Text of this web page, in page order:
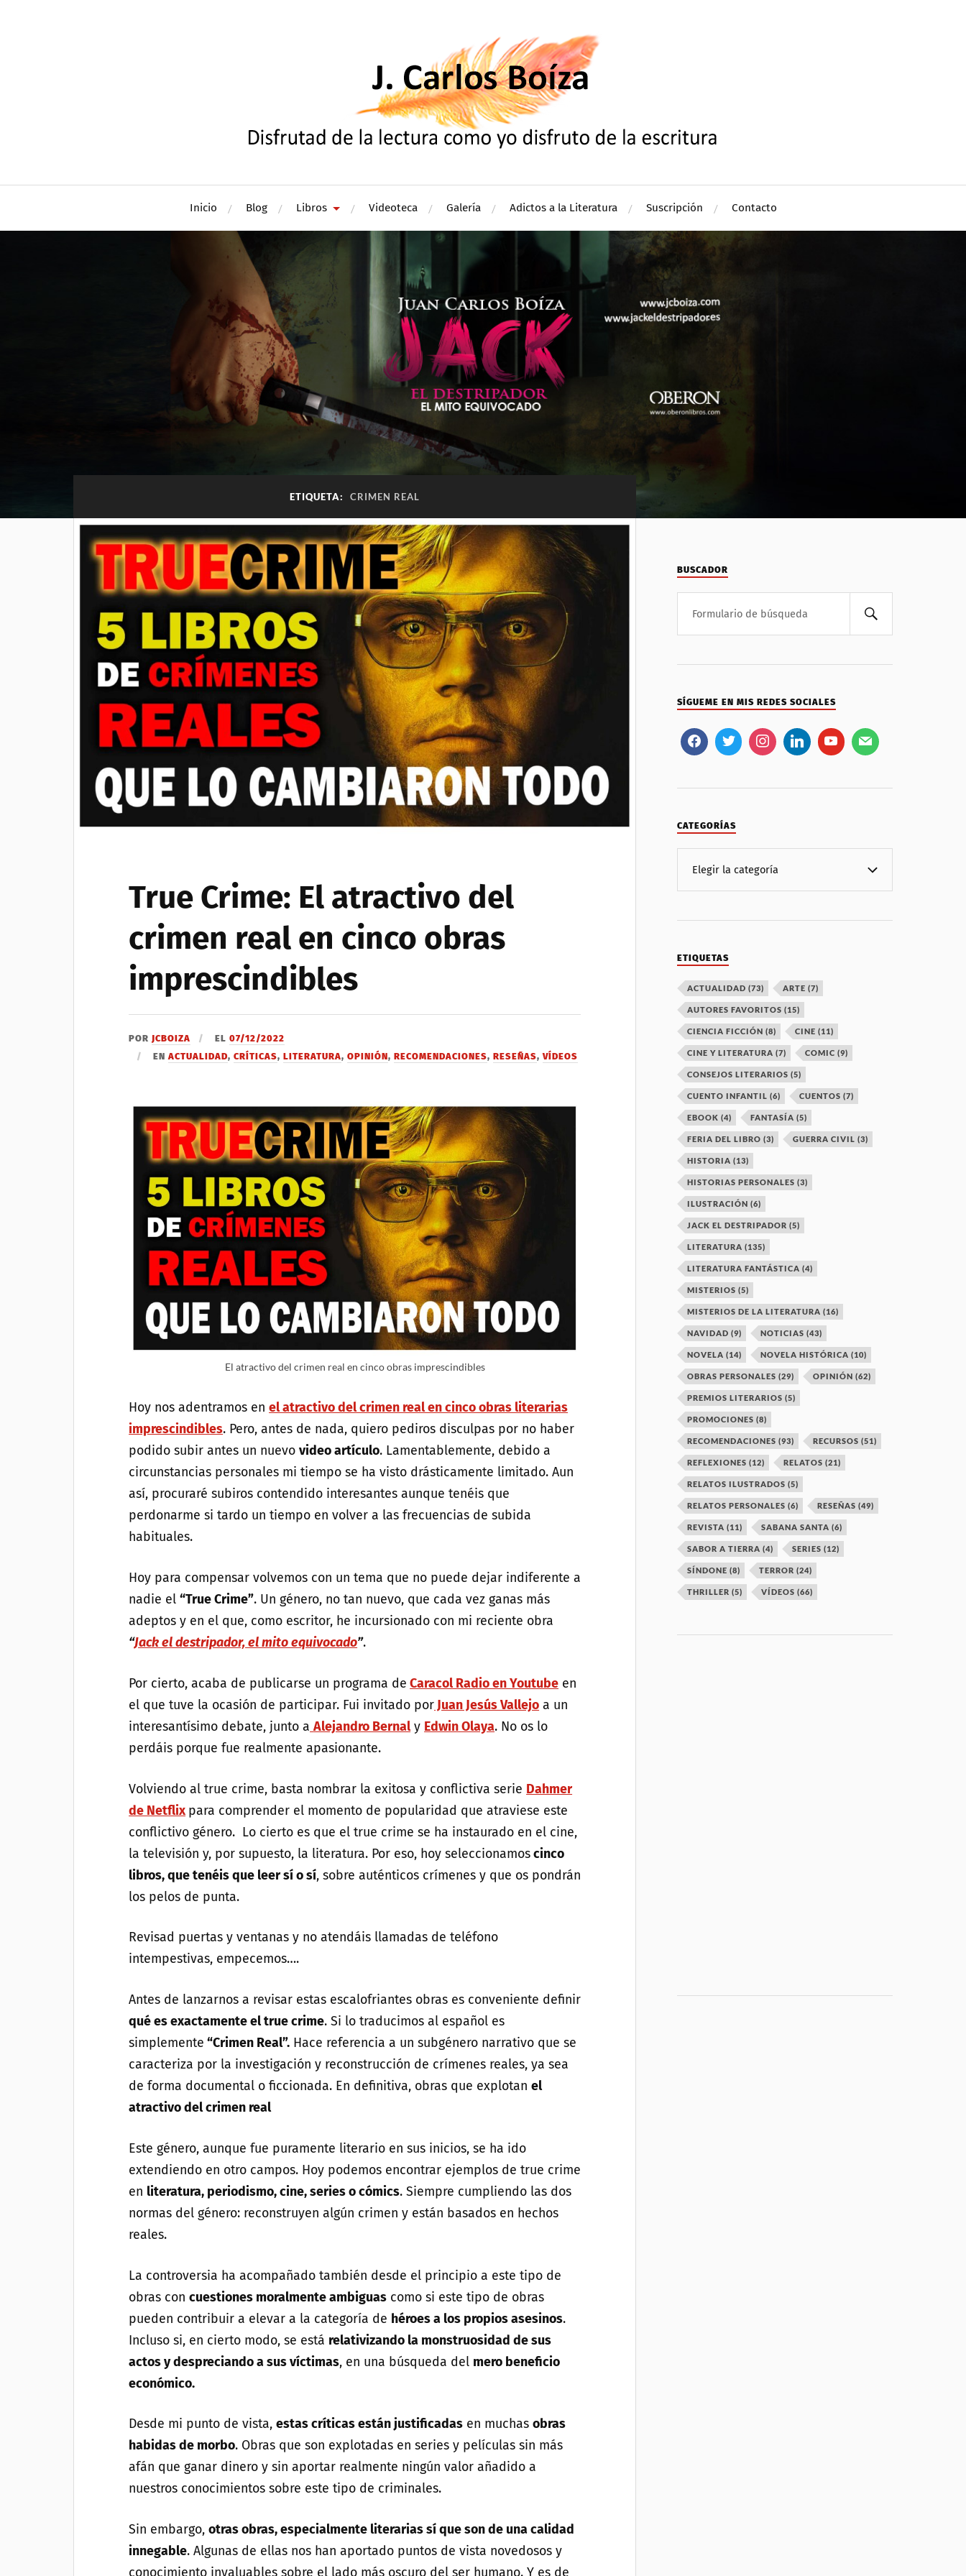
Inicio Blog Libros Videoteca Galería Adictos a la Literatura Suscripción Contacto
ETIQUETA: CRIMEN REAL
True Crime: El atractivo del
crimen real en cinco obras
imprescindibles
PORJCBOIZA EL07/12/2022
ENACTUALIDAD,CRÍTICAS,LITERATURA,OPINIÓN,RECOMENDACIONES,RESEÑAS,VÍDEOS
El atractivo del crimen real en cinco obras imprescindibles
Hoy nos adentramos enel atractivo del crimen real en cinco obras literarias
imprescindibles. Pero, antes de nada, quiero pediros disculpas por no haber
podido subir antes un nuevovideo artículo. Lamentablemente, debido a
circunstancias personales mi tiempo se ha visto drásticamente limitado. Aun
así, procuraré subiros contendido interesantes aunque tenéis que
perdonarme si tardo un tiempo en volver a las frecuencias de subida
habituales.
Hoy para compensar volvemos con un tema que no puede dejar indiferente a
nadie el“True Crime”. Un género, no tan nuevo, que cada vez ganas más
adeptos y en el que, como escritor, he incursionado con mi reciente obra
“Jack el destripador, el mito equivocado”.
Por cierto, acaba de publicarse un programa de Caracol Radio en Youtube en
el que tuve la ocasión de participar. Fui invitado por Juan Jesús Vallejo a un
interesantísimo debate, junto a Alejandro Bernaly Edwin Olaya. No os lo
perdáis porque fue realmente apasionante.
Volviendo al true crime, basta nombrar la exitosa y conflictiva serie Dahmer
de Netflix para comprender el momento de popularidad que atraviese este
conflictivo género. Lo cierto es que el true crime se ha instaurado en el cine,
la televisión y, por supuesto, la literatura. Por eso, hoy seleccionamoscinco
libros, que tenéis que leer sí o sí, sobre auténticos crímenes y que os pondrán
los pelos de punta.
Revisad puertas y ventanas y no atendáis llamadas de teléfono
intempestivas, empecemos….
Antes de lanzarnos a revisar estas escalofriantes obras es conveniente definir
qué es exactamente el true crime. Si lo traducimos al español es
simplemente “Crimen Real”. Hace referencia a un subgénero narrativo que se
caracteriza por la investigación y reconstrucción de crímenes reales, ya sea
de forma documental o ficcionada. En definitiva, obras que explotanel
atractivo del crimen real
Este género, aunque fue puramente literario en sus inicios, se ha ido
extendiendo en otro campos. Hoy podemos encontrar ejemplos de true crime
en literatura, periodismo, cine, series o cómics. Siempre cumpliendo las dos
normas del género: reconstruyen algún crimen y están basados en hechos
reales.
La controversia ha acompañado también desde el principio a este tipo de
obras concuestiones moralmente ambiguas como si este tipo de obras
pueden contribuir a elevar a la categoría de héroes a los propios asesinos.
Incluso si, en cierto modo, se está relativizando la monstruosidad de sus
actos y despreciando a sus víctimas, en una búsqueda del mero beneficio
económico.
Desde mi punto de vista,estas críticas están justificadas en muchasobras
habidas de morbo. Obras que son explotadas en series y películas sin más
afán que ganar dinero y sin aportar realmente ningún valor añadido a
nuestros conocimientos sobre este tipo de criminales.
Sin embargo,otras obras, especialmente literarias sí que son de una calidad
innegable. Algunas de ellas nos han aportado puntos de vista novedosos y
conocimiento invaluables sobre el lado más oscuro del ser humano. Y es de
BUSCADOR
SÍGUEME EN MIS REDES SOCIALES
CATEGORÍAS
ETIQUETAS
ACTUALIDAD (73) ARTE (7)
AUTORES FAVORITOS (15)
CIENCIA FICCIÓN (8) CINE (11)
CINE Y LITERATURA (7) COMIC (9)
CONSEJOS LITERARIOS (5)
CUENTO INFANTIL (6) CUENTOS (7)
EBOOK (4) FANTASÍA (5)
FERIA DEL LIBRO (3) GUERRA CIVIL (3)
HISTORIA (13)
HISTORIAS PERSONALES (3)
ILUSTRACIÓN (6)
JACK EL DESTRIPADOR (5)
LITERATURA (135)
LITERATURA FANTÁSTICA (4)
MISTERIOS (5)
MISTERIOS DE LA LITERATURA (16)
NAVIDAD (9) NOTICIAS (43)
NOVELA (14) NOVELA HISTÓRICA (10)
OBRAS PERSONALES (29) OPINIÓN (62)
PREMIOS LITERARIOS (5)
PROMOCIONES (8)
RECOMENDACIONES (93) RECURSOS (51)
REFLEXIONES (12) RELATOS (21)
RELATOS ILUSTRADOS (5)
RELATOS PERSONALES (6) RESEÑAS (49)
REVISTA (11) SABANA SANTA (6)
SABOR A TIERRA (4) SERIES (12)
SÍNDONE (8) TERROR (24)
THRILLER (5) VÍDEOS (66)